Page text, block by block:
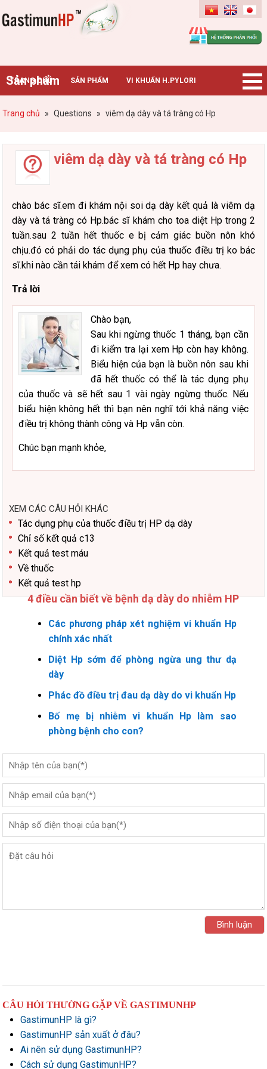
Gastimunhp
Sản phẩm
TRANG CHỦ SẢN PHẨM VI KHUẨN H.PYLORI
BỆNH DẠ DÀY TIN TỨC – SỰ KIỆN HƯỚNG DẪN MUA HÀNG
Trang chủ » Questions » viêm dạ dày và tá tràng có Hp
viêm dạ dày và tá tràng có Hp
chào bác sĩ.em đi khám nội soi dạ dày kết quả là viêm dạ
dày và tá tràng có Hp.bác sĩ khám cho toa diệt Hp trong 2
tuần.sau 2 tuần hết thuốc e bị cảm giác buồn nôn khó
chịu.đó có phải do tác dụng phụ của thuốc điều trị ko bác
sĩ.khi nào cần tái khám để xem có hết Hp hay chưa.
Trả lời
Chào bạn,
Sau khi ngừng thuốc 1 tháng, bạn cần
đi kiểm tra lại xem Hp còn hay không.
Biểu hiện của bạn là buồn nôn sau khi
đã hết thuốc có thể là tác dụng phụ
của thuốc và sẽ hết sau 1 vài ngày ngừng thuốc. Nếu
biểu hiện không hết thì bạn nên nghĩ tới khả năng việc
điều trị không thành công và Hp vẫn còn.
Chúc bạn mạnh khỏe,
XEM CÁC CÂU HỎI KHÁC
Tác dụng phụ của thuốc điều trị HP dạ dày
Chỉ số kết quả c13
Kết quả test máu
Về thuốc
Kết quả test hp
4 điều cần biết về bệnh dạ dày do nhiễm HP
Các phương pháp xét nghiệm vi khuẩn Hp
chính xác nhất
Diệt Hp sớm để phòng ngừa ung thư dạ
dày
Phác đồ điều trị đau dạ dày do vi khuẩn Hp
Bố mẹ bị nhiễm vi khuẩn Hp làm sao
phòng bệnh cho con?
CÂU HỎI THƯỜNG GẶP VỀ GASTIMUNHP
GastimunHP là gì?
GastimunHP sản xuất ở đâu?
Ai nên sử dụng GastimunHP?
Cách sử dụng GastimunHP?